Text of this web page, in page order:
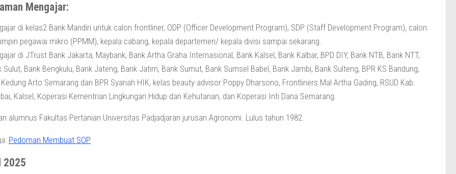
Mengajar:
di kelas2 Bank Mandiri untuk calon frontliner, ODP (Officer Development Program), SDP (Staff Development Program), calon
pegawai mikro (PPMM), kepala cabang, kepala departemen/ kepala divisi sampai sekarang.
di JTrust Bank Jakarta, Maybank, Bank Artha Graha Internasional, Bank Kalsel, Bank Kalbar, BPD DIY, Bank NTB, Bank NTT,
Sulut, Bank Bengkulu, Bank Jateng, Bank Jatim, Bank Sumut, Bank Sumsel Babel, Bank Jambi, Bank Sulteng, BPR KS Bandung,
Kedung Arto Semarang dan BPR Syariah HIK, kelas beauty advisor Poppy Dharsono, Frontliners Mal Artha Gading, RSUD Kab.
Kalsel, Koperasi Kementrian Lingkungan Hidup dan Kehutanan, dan Koperasi Inti Dana Semarang.
alumnus Fakultas Pertanian Universitas Padjadjaran jurusan Agronomi. Lulus tahun 1982.
Pedoman Membuat SOP
2025